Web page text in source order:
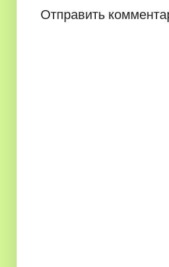
Отправить